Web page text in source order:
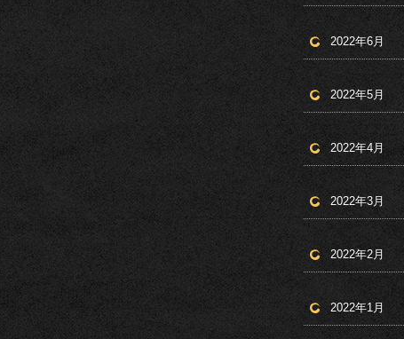
2022年6月
2022年5月
2022年4月
2022年3月
2022年2月
2022年1月